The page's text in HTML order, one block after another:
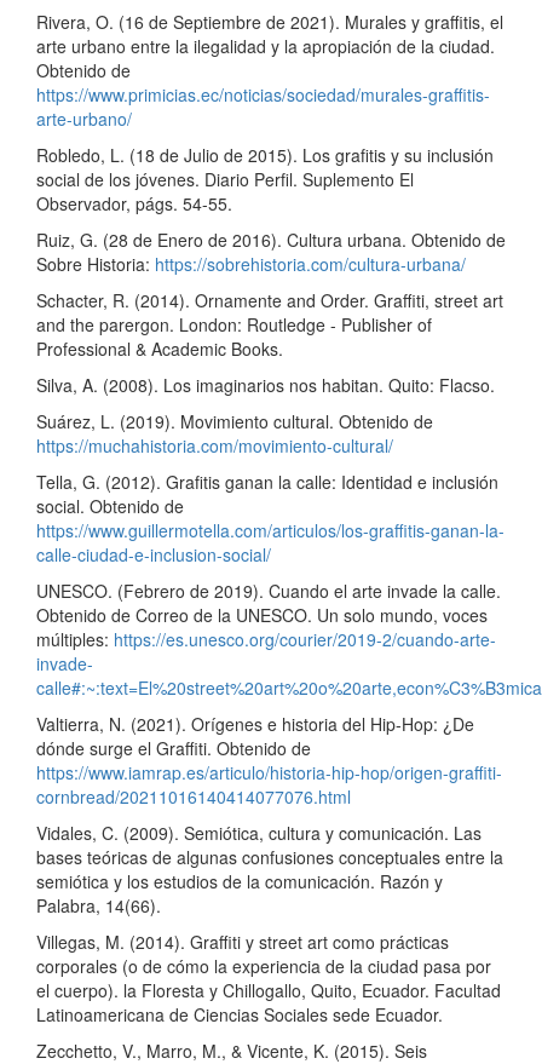
Rivera, O. (16 de Septiembre de 2021). Murales y graffitis, el
arte urbano entre la ilegalidad y la apropiación de la ciudad.
Obtenido de
https://www.primicias.ec/noticias/sociedad/murales-graffitis-
arte-urbano/
Robledo, L. (18 de Julio de 2015). Los grafitis y su inclusión
social de los jóvenes. Diario Perfil. Suplemento El
Observador, págs. 54-55.
Ruiz, G. (28 de Enero de 2016). Cultura urbana. Obtenido de
Sobre Historia: https://sobrehistoria.com/cultura-urbana/
Schacter, R. (2014). Ornamente and Order. Graffiti, street art
and the parergon. London: Routledge - Publisher of
Professional & Academic Books.
Silva, A. (2008). Los imaginarios nos habitan. Quito: Flacso.
Suárez, L. (2019). Movimiento cultural. Obtenido de
https://muchahistoria.com/movimiento-cultural/
Tella, G. (2012). Grafitis ganan la calle: Identidad e inclusión
social. Obtenido de
https://www.guillermotella.com/articulos/los-graffitis-ganan-la-
calle-ciudad-e-inclusion-social/
UNESCO. (Febrero de 2019). Cuando el arte invade la calle.
Obtenido de Correo de la UNESCO. Un solo mundo, voces
múltiples: https://es.unesco.org/courier/2019-2/cuando-arte-
invade-
Valtierra, N. (2021). Orígenes e historia del Hip-Hop: ¿De
dónde surge el Graffiti. Obtenido de
https://www.iamrap.es/articulo/historia-hip-hop/origen-graffiti-
cornbread/20211016140414077076.html
Vidales, C. (2009). Semiótica, cultura y comunicación. Las
bases teóricas de algunas confusiones conceptuales entre la
semiótica y los estudios de la comunicación. Razón y
Palabra, 14(66).
Villegas, M. (2014). Graffiti y street art como prácticas
corporales (o de cómo la experiencia de la ciudad pasa por
el cuerpo). la Floresta y Chillogallo, Quito, Ecuador. Facultad
Latinoamericana de Ciencias Sociales sede Ecuador.
Zecchetto, V., Marro, M., & Vicente, K. (2015). Seis